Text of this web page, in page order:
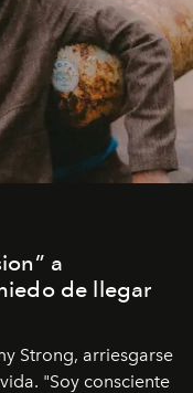
a
de llegar
Strong, arriesgarse
"Soy consciente